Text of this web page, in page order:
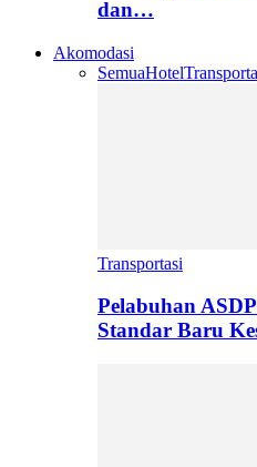
dan…
Akomodasi
SemuaHotel
Transportasi
Pelabuhan
Standar Baru